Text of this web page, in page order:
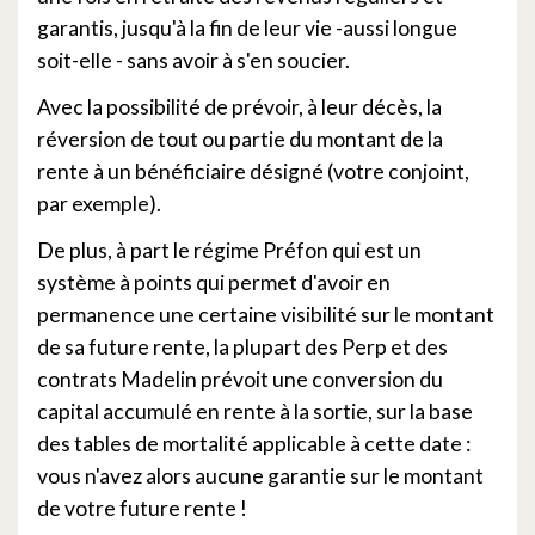
garantis, jusqu'à la fin de leur vie -aussi longue
soit-elle - sans avoir à s'en soucier.
Avec la possibilité de prévoir, à leur décès, la
réversion de tout ou partie du montant de la
rente à un bénéficiaire désigné (votre conjoint,
par exemple).
De plus, à part le régime Préfon qui est un
système à points qui permet d'avoir en
permanence une certaine visibilité sur le montant
de sa future rente, la plupart des Perp et des
contrats Madelin prévoit une conversion du
capital accumulé en rente à la sortie, sur la base
des tables de mortalité applicable à cette date :
vous n'avez alors aucune garantie sur le montant
de votre future rente !